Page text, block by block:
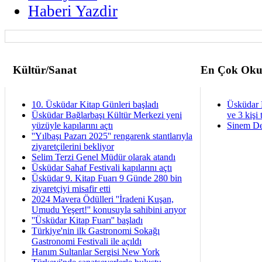
Haberi Yazdir
Kültür/Sanat En Çok
10. Üsküdar Kitap Günleri başladı
Üsküdar Bağlarbaşı Kültür Merkezi yeni
yüzüyle kapılarını açtı
''Yılbaşı Pazarı 2025'' rengarenk stantlarıyla
ziyaretçilerini bekliyor
Selim Terzi Genel Müdür olarak atandı
Üsküdar Sahaf Festivali kapılarını açtı
Üsküdar 9. Kitap Fuarı 9 Günde 280 bin
ziyaretçiyi misafir etti
2024 Mavera Ödülleri ''İradeni Kuşan,
Umudu Yeşert!'' konusuyla sahibini arıyor
''Üsküdar Kitap Fuarı'' başladı
Türkiye'nin ilk Gastronomi Sokağı
Gastronomi Festivali ile açıldı
Hanım Sultanlar Sergisi New York
Üsküdar
ve 3 kişi
Sinem